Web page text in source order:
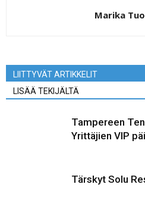
Marika
LIITTYVÄT ARTIKKELIT
LISÄÄ TEKIJÄLTÄ
Tampereen
Yrittäjien VIP
Tärskyt Solu